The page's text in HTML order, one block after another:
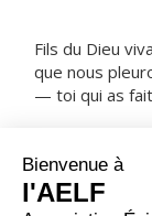
Fils du Dieu
que nous
— toi qui as
NOTRE PÈRE